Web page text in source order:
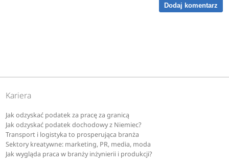
Dodaj komentarz
Kariera
Jak odzyskać podatek za pracę za granicą
Jak odzyskać podatek dochodowy z Niemiec?
Transport i logistyka to prosperująca branża
Sektory kreatywne: marketing, PR, media, moda
Jak wygląda praca w branży inżynierii i produkcji?